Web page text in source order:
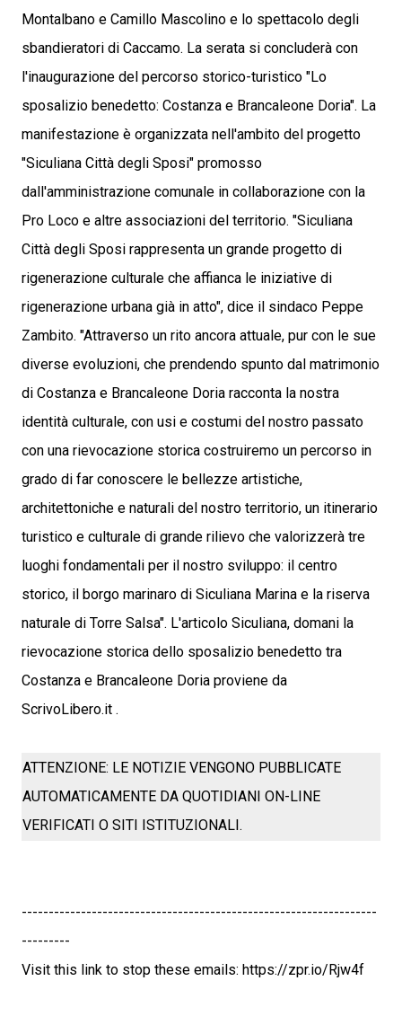
Montalbano e Camillo Mascolino e lo spettacolo degli
sbandieratori di Caccamo. La serata si concluderà con
l'inaugurazione del percorso storico-turistico "Lo
sposalizio benedetto: Costanza e Brancaleone Doria". La
manifestazione è organizzata nell'ambito del progetto
"Siculiana Città degli Sposi" promosso
dall'amministrazione comunale in collaborazione con la
Pro Loco e altre associazioni del territorio. "Siculiana
Città degli Sposi rappresenta un grande progetto di
rigenerazione culturale che affianca le iniziative di
rigenerazione urbana già in atto", dice il sindaco Peppe
Zambito. "Attraverso un rito ancora attuale, pur con le sue
diverse evoluzioni, che prendendo spunto dal matrimonio
di Costanza e Brancaleone Doria racconta la nostra
identità culturale, con usi e costumi del nostro passato
con una rievocazione storica costruiremo un percorso in
grado di far conoscere le bellezze artistiche,
architettoniche e naturali del nostro territorio, un itinerario
turistico e culturale di grande rilievo che valorizzerà tre
luoghi fondamentali per il nostro sviluppo: il centro
storico, il borgo marinaro di Siculiana Marina e la riserva
naturale di Torre Salsa". L'articolo Siculiana, domani la
rievocazione storica dello sposalizio benedetto tra
Costanza e Brancaleone Doria proviene da
ScrivoLibero.it .
ATTENZIONE: LE NOTIZIE VENGONO PUBBLICATE
AUTOMATICAMENTE DA QUOTIDIANI ON-LINE
VERIFICATI O SITI ISTITUZIONALI.
------------------------------------------------------------------
---------
Visit this link to stop these emails: https://zpr.io/Rjw4f